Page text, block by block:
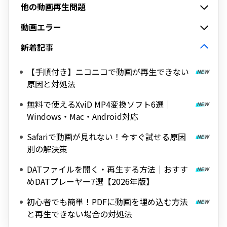
他の動画再生問題
動画エラー
新着記事
【手順付き】ニコニコで動画が再生できない
原因と対処法
無料で使えるXviD MP4変換ソフト6選｜
Windows・Mac・Android対応
Safariで動画が見れない！今すぐ試せる原因
別の解決策
DATファイルを開く・再生する方法｜おすす
めDATプレーヤー7選【2026年版】
初心者でも簡単！PDFに動画を埋め込む方法
と再生できない場合の対処法